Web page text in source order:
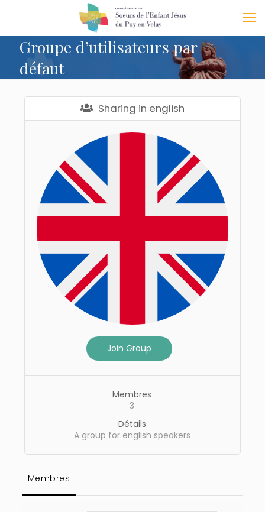
Groupe d’utilisateurs par
défaut
Sharing in english
Join Group
Membres
3
Détails
A group for english speakers
Membres